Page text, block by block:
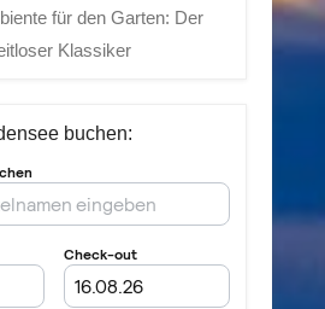
für den Garten: Der
Klassiker
buchen: